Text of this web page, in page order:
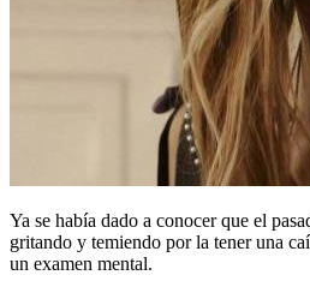
Ya se había dado a conocer que el
gritando y temiendo por la tener una
un examen mental.